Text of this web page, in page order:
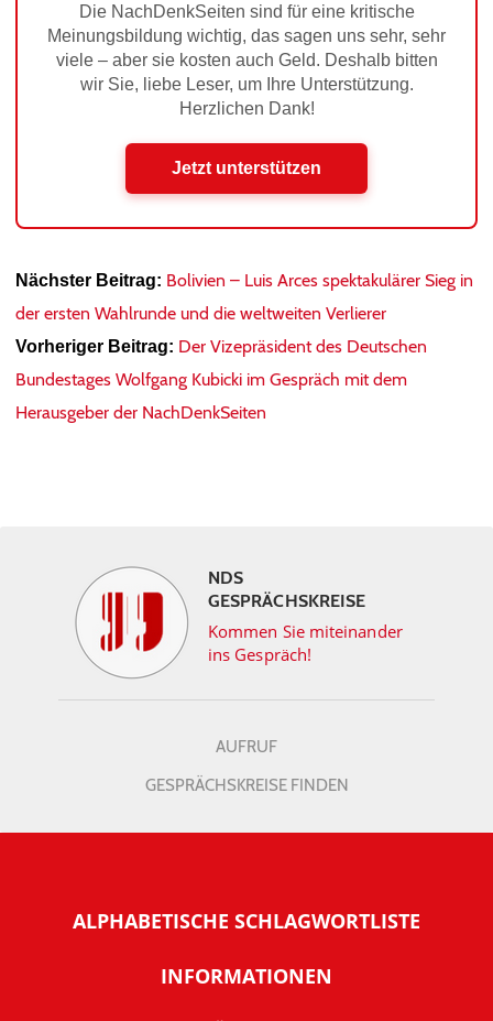
Die NachDenkSeiten sind für eine kritische
Meinungsbildung wichtig, das sagen uns sehr, sehr
viele – aber sie kosten auch Geld. Deshalb bitten
wir Sie, liebe Leser, um Ihre Unterstützung.
Herzlichen Dank!
Jetzt unterstützen
Nächster Beitrag: Bolivien – Luis Arces spektakulärer Sieg in
der ersten Wahlrunde und die weltweiten Verlierer
Vorheriger Beitrag: Der Vizepräsident des Deutschen
Bundestages Wolfgang Kubicki im Gespräch mit dem
Herausgeber der NachDenkSeiten
NDS
GESPRÄCHSKREISE
Kommen Sie miteinander
ins Gespräch!
AUFRUF
GESPRÄCHSKREISE FINDEN
ALPHABETISCHE SCHLAGWORTLISTE
INFORMATIONEN
Warum NachDenkSeiten